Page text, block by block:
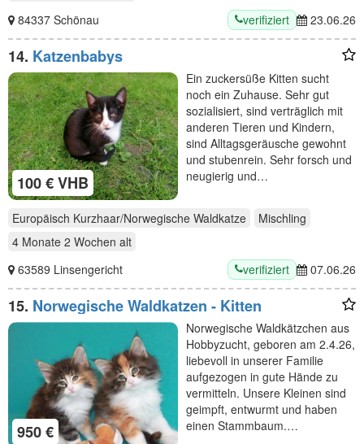
84337 Schönau
verifiziert 23.06.26
14. Katzenbabys
100 € VHB
Ein zuckersüße Kitten sucht
noch ein Zuhause. Sehr gut
sozialisiert, sind verträglich mit
anderen Tieren und Kindern,
sind Alltagsgeräusche gewohnt
und stubenrein. Sehr forsch und
neugierig und…
Europäisch Kurzhaar/Norwegische Waldkatze
Mischling
4 Monate 2 Wochen alt
63589 Linsengericht
verifiziert 07.06.26
15. Norwegische Waldkatzen - Kitten
950 €
Norwegische Waldkätzchen aus
Hobbyzucht, geboren am 2.4.26,
liebevoll in unserer Familie
aufgezogen in gute Hände zu
vermitteln. Unsere Kleinen sind
geimpft, entwurmt und haben
einen Stammbaum.…